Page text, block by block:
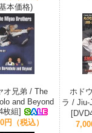
本価格)
オ兄弟 / The
and Beyond
枚組]
円（税込）
ホド
ラ / Jiu-